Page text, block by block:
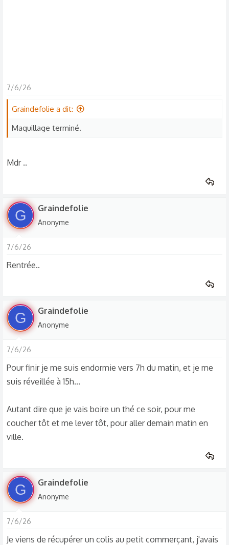
7/6/26
Graindefolie a dit:
Maquillage terminé.
Mdr ..
G Graindefolie
Anonyme
7/6/26
Rentrée..
G Graindefolie
Anonyme
7/6/26
Pour finir je me suis endormie vers 7h du matin, et je me
suis réveillée à 15h...
Autant dire que je vais boire un thé ce soir, pour me
coucher tôt et me lever tôt, pour aller demain matin en
ville.
G Graindefolie
Anonyme
7/6/26
Je viens de récupérer un colis au petit commerçant, j'avais